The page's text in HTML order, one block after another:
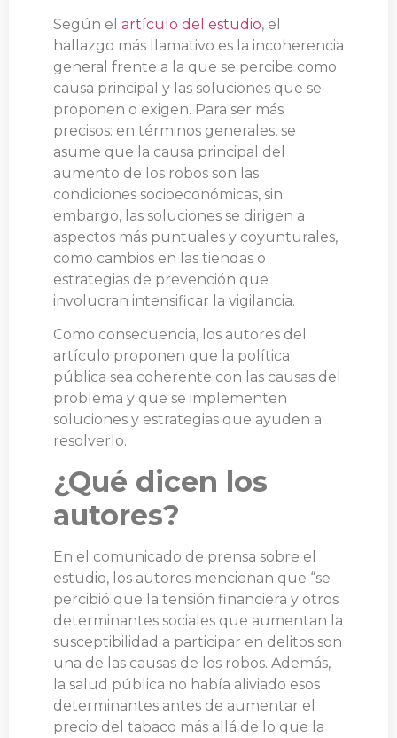
Según el artículo del estudio, el
hallazgo más llamativo es la incoherencia
general frente a la que se percibe como
causa principal y las soluciones que se
proponen o exigen. Para ser más
precisos: en términos generales, se
asume que la causa principal del
aumento de los robos son las
condiciones socioeconómicas, sin
embargo, las soluciones se dirigen a
aspectos más puntuales y coyunturales,
como cambios en las tiendas o
estrategias de prevención que
involucran intensificar la vigilancia.
Como consecuencia, los autores del
artículo proponen que la política
pública sea coherente con las causas del
problema y que se implementen
soluciones y estrategias que ayuden a
resolverlo.
¿Qué dicen los
autores?
En el comunicado de prensa sobre el
estudio, los autores mencionan que “se
percibió que la tensión financiera y otros
determinantes sociales que aumentan la
susceptibilidad a participar en delitos son
una de las causas de los robos. Además,
la salud pública no había aliviado esos
determinantes antes de aumentar el
precio del tabaco más allá de lo que la